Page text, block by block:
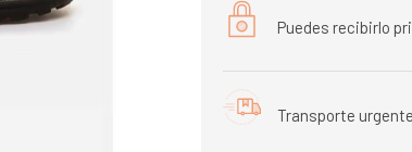
Puedes recibirlo
Transporte